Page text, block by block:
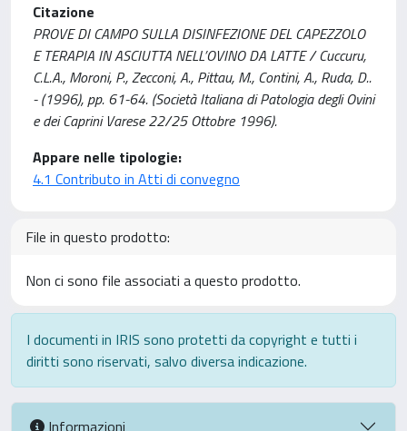
Citazione
PROVE DI CAMPO SULLA DISINFEZIONE DEL CAPEZZOLO
E TERAPIA IN ASCIUTTA NELL’OVINO DA LATTE / Cuccuru,
C.L.A., Moroni, P., Zecconi, A., Pittau, M., Contini, A., Ruda, D..
- (1996), pp. 61-64. (Società Italiana di Patologia degli Ovini
e dei Caprini Varese 22/25 Ottobre 1996).
Appare nelle tipologie:
4.1 Contributo in Atti di convegno
File in questo prodotto:
Non ci sono file associati a questo prodotto.
I documenti in IRIS sono protetti da copyright e tutti i
diritti sono riservati, salvo diversa indicazione.
Informazioni